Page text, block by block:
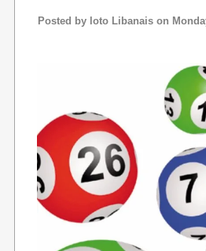
Posted by loto Libanaison